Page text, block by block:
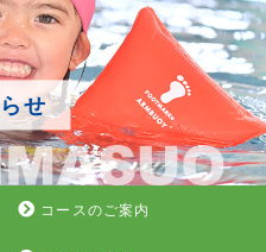
せ
コースのご案内